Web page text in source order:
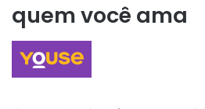
quem você ama